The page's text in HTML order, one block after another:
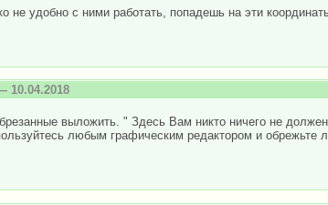
не удобно с ними работать, попадешь на эти
10.04.2018
выложить. " Здесь Вам никто ничего не
любым графическим редактором и обрежьте